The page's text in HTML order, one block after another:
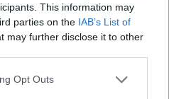
This information may
parties on the IAB’s List of
may further disclose it to other
uses one or more Google
Opt Outs